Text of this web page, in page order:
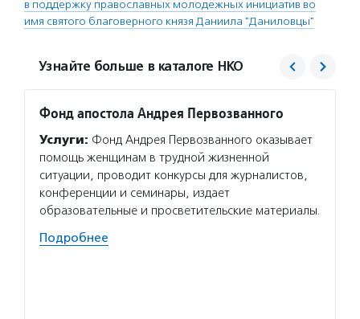
в поддержку православных молодежных инициатив во
имя святого благоверного князя Даниила "Даниловцы"
Узнайте больше в каталоге НКО
Фонд апостола Андрея Первозванного
Услуги: Фонд Андрея Первозванного оказывает
помощь женщинам в трудной жизненной
ситуации, проводит конкурсы для журналистов,
конференции и семинары, издает
образовательные и просветительские материалы.
Подробнее